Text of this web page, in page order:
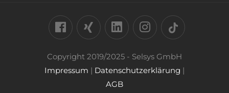
Copyright 2019/2025 - Selsys GmbH
Impressum | Datenschutzerklärung |
AGB